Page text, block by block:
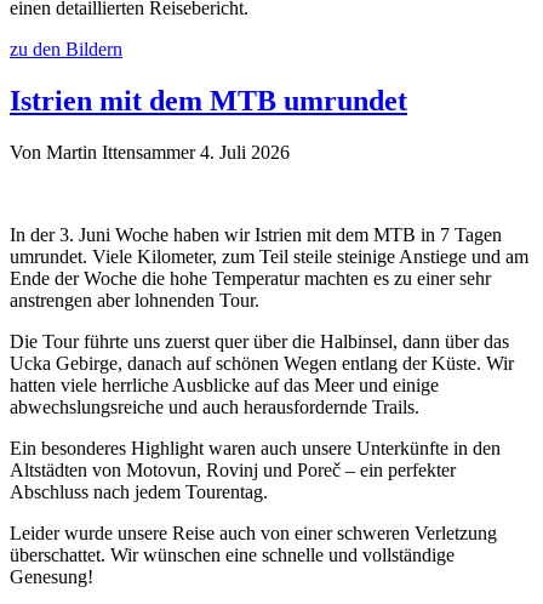
einen detaillierten Reisebericht.
zu den Bildern
Istrien mit dem MTB umrundet
Von Martin Ittensammer 4. Juli 2026
In der 3. Juni Woche haben wir Istrien mit dem MTB in 7 Tagen
umrundet. Viele Kilometer, zum Teil steile steinige Anstiege und am
Ende der Woche die hohe Temperatur machten es zu einer sehr
anstrengen aber lohnenden Tour.
Die Tour führte uns zuerst quer über die Halbinsel, dann über das
Ucka Gebirge, danach auf schönen Wegen entlang der Küste. Wir
hatten viele herrliche Ausblicke auf das Meer und einige
abwechslungsreiche und auch herausfordernde Trails.
Ein besonderes Highlight waren auch unsere Unterkünfte in den
Altstädten von Motovun, Rovinj und Poreč – ein perfekter
Abschluss nach jedem Tourentag.
Leider wurde unsere Reise auch von einer schweren Verletzung
überschattet. Wir wünschen eine schnelle und vollständige
Genesung!